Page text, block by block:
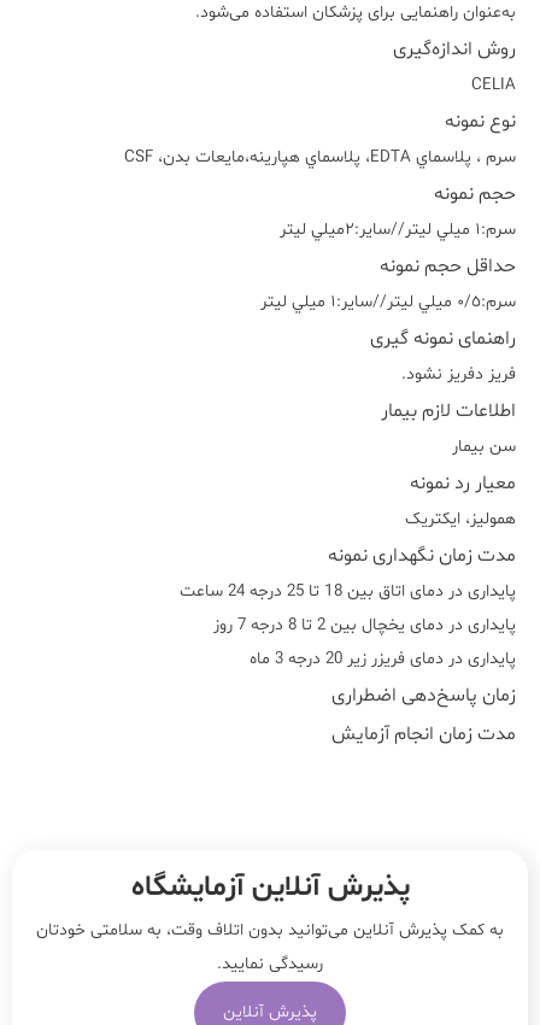
به‌عنوان راهنمایی برای پزشکان استفاده می‌شود.
روش اندازه‌گیری
CELIA
نوع نمونه
سرم ، پلاسماي EDTA، پلاسماي هپارينه،مايعات بدن، CSF
حجم نمونه
سرم:١ ميلي ليتر//ساير:٢ميلي ليتر
حداقل حجم نمونه
سرم:٠/٥ ميلي ليتر//ساير:١ ميلي ليتر
راهنمای نمونه گیری
فريز دفريز نشود.
اطلاعات لازم بیمار
سن بیمار
معیار رد نمونه
هموليز، ايکتريک
مدت زمان نگهداری نمونه
پایداری در دمای اتاق بین 18 تا 25 درجه 24 ساعت
پایداری در دمای یخچال بین 2 تا 8 درجه 7 روز
پایداری در دمای فریزر زیر 20 درجه 3 ماه
زمان پاسخ‌دهی اضطراری
مدت زمان انجام آزمایش
پذیرش آنلاین آزمایشگاه
به کمک پذیرش آنلاین می‌توانید بدون اتلاف وقت، به سلامتی خودتان
رسیدگی نمایید.
پذیرش آنلاین